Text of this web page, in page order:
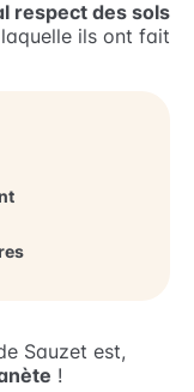
respect des sols
ils ont fait
Sauzet est,
!